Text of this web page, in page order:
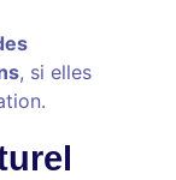
, si elles